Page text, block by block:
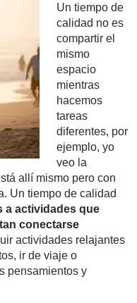
Un tiempo de
calidad no es
compartir el
mismo
espacio
mientras
hacemos
tareas
diferentes, por
ejemplo, yo
veo la
allí mismo pero con
Un tiempo de calidad
a actividades que
conectarse
actividades relajantes
ir de viaje o
pensamientos y